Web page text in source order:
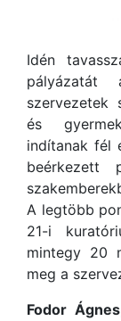
Idén
pályázatát
szervezetek
és
indítanak fél
beérkezett
A legtöbb
21-i
mintegy 20
meg a
Fodor Ágnes